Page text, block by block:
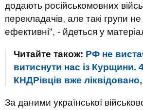
додають російськомовних
перекладачів, але такі групи
ефективні", - йдеться у
Читайте також: РФ не
витиснути нас із Курщини.
КНДРівців вже
За даними української